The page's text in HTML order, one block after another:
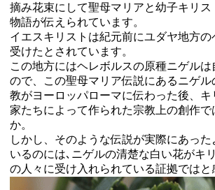
摘み花束にして聖母マリアと幼子キリス
物語が伝えられています。
イエスキリストは紀元前にユダヤ地方
受けたとされています。
この地方にはヘレボルスの原種ニゲル
ので、この聖母マリア伝説にあるニゲル
教がヨーロッパローマに伝わった後、
家たちによって作られた宗教上の創作で
か。
しかし、そのような伝説が実際にあっ
いるのには､ニゲルの清楚な白い花がキ
の人々に受け入れられている証拠ではと